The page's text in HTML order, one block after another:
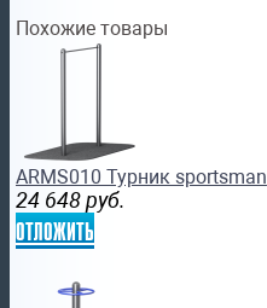
Похожие товары
ARMS010 Турник sportsman
24 648 руб.
отложить